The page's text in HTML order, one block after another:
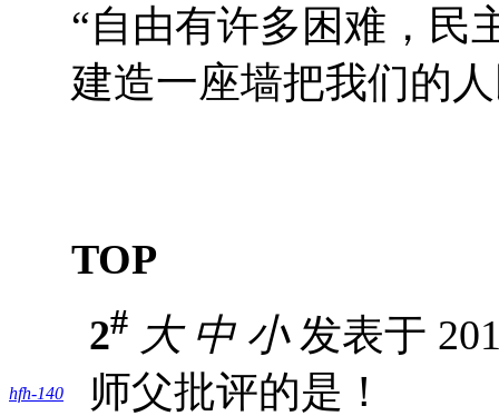
“自由有许多困难，民
建造一座墙把我们的
TOP
hfh-140
2# 大 中 小发表于
师父批评的是！